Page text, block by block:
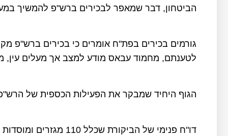
הביטחון, דבר שמאפר לבכירים ברש"פ להמשיך
גורמים בכירים בפת"ח אומרים כי בכירים ברש"פ
לטענתם, מחמוד עבאס מודע למצב אך מעלים עין,
הגוף היחיד שמבקר את הפעילות הכספית של
דו"ח פנימי של